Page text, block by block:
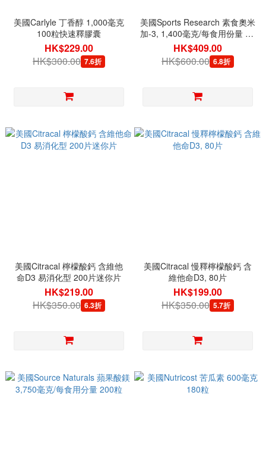
美國Carlyle 丁香醇 1,000毫克
100粒快速釋膠囊
HK$229.00
HK$300.00 7.6折
美國Sports Research 素食奧米
加-3, 1,400毫克/每食用份量 60
粒素食軟膠囊
HK$409.00
HK$600.00 6.8折
美國Citracal 檸檬酸鈣 含維他
命D3 易消化型 200片迷你片
HK$219.00
HK$350.00 6.3折
美國Citracal 慢釋檸檬酸鈣 含
維他命D3, 80片
HK$199.00
HK$350.00 5.7折